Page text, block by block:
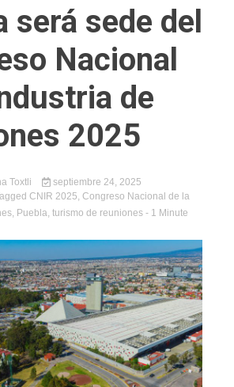
será sede del
Nacional
de
2025
Toxtli
septiembre 24, 2025
CNIR 2025, Congreso Nacional de la
, Puebla, turismo de reuniones - 1 Minute